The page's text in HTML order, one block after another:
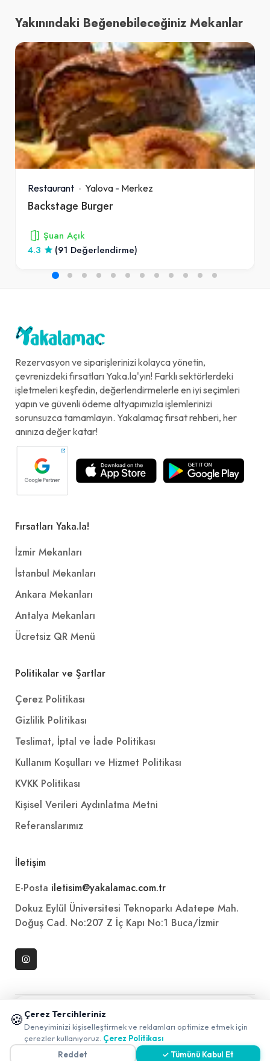
Yakınındaki Beğenebileceğiniz Mekanlar
Restaurant Yalova - Merkez
Backstage Burger
Şuan Açık
4.3
(91 Değerlendirme)
Rezervasyon ve siparişlerinizi kolayca yönetin,
çevrenizdeki fırsatları Yaka.la'yın! Farklı sektörlerdeki
işletmeleri keşfedin, değerlendirmelerle en iyi seçimleri
yapın ve güvenli ödeme altyapımızla işlemlerinizi
sorunsuzca tamamlayın. Yakalamaç fırsat rehberi, her
anınıza değer katar!
Fırsatları Yaka.la!
İzmir Mekanları
İstanbul Mekanları
Ankara Mekanları
Antalya Mekanları
Ücretsiz QR Menü
Politikalar ve Şartlar
Çerez Politikası
Gizlilik Politikası
Teslimat, İptal ve İade Politikası
Kullanım Koşulları ve Hizmet Politikası
KVKK Politikası
Kişisel Verileri Aydınlatma Metni
Referanslarımız
İletişim
E-Posta iletisim@yakalamac.com.tr
Dokuz Eylül Üniversitesi Teknoparkı Adatepe Mah.
Doğuş Cad. No:207 Z İç Kapı No:1 Buca/İzmir
2026 ©Yakala. All rights reserved.
🍪 Çerez Tercihleriniz
Deneyiminizi kişiselleştirmek ve reklamları optimize etmek için
çerezler kullanıyoruz. Çerez Politikası
Reddet
✓ Tümünü Kabul Et
📱 Mobil uygulamamızı keşfedin!
✖